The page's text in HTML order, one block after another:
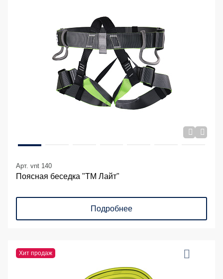
Арт. vnt 140
Поясная беседка "ТМ Лайт"
Подробнее
Хит продаж